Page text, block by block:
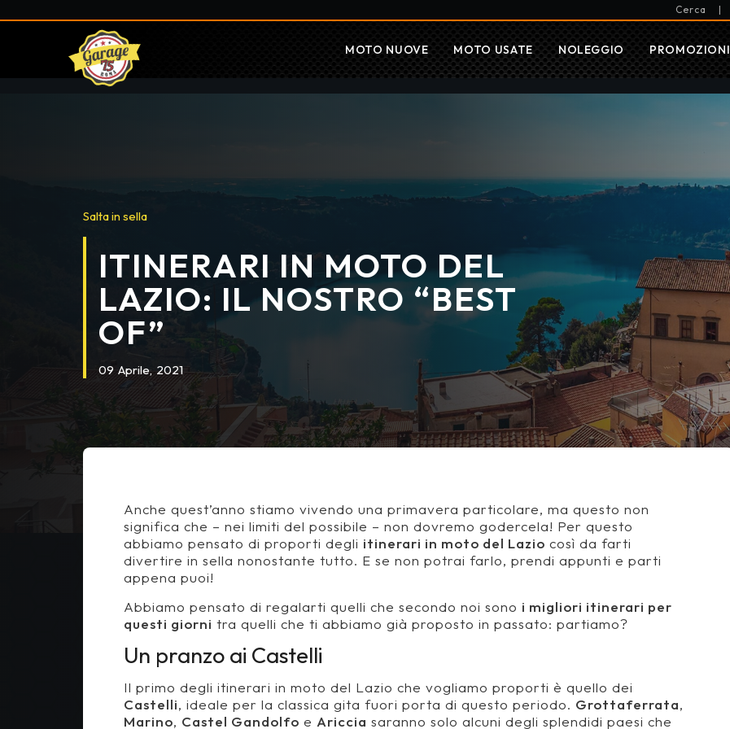
Cerca |
MOTO NUOVE MOTO USATE NOLEGGIO PROMOZIONI
Salta in sella
ITINERARI IN MOTO DEL
LAZIO: IL NOSTRO “BEST
OF”
09 Aprile, 2021
Anche quest’anno stiamo vivendo una primavera particolare, ma questo non
significa che – nei limiti del possibile – non dovremo godercela! Per questo
abbiamo pensato di proporti degli itinerari in moto del Lazio così da farti
divertire in sella nonostante tutto. E se non potrai farlo, prendi appunti e parti
appena puoi!
Abbiamo pensato di regalarti quelli che secondo noi sono i migliori itinerari per
questi giorni tra quelli che ti abbiamo già proposto in passato: partiamo?
Un pranzo ai Castelli
Il primo degli itinerari in moto del Lazio che vogliamo proporti è quello dei
Castelli, ideale per la classica gita fuori porta di questo periodo. Grottaferrata,
Marino, Castel Gandolfo e Ariccia saranno solo alcuni degli splendidi paesi che